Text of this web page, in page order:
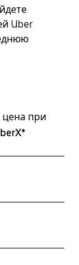
Uber
цена при